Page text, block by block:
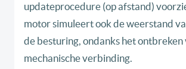
updateprocedure (op afstand)
motor simuleert ook de weerstand
de besturing, ondanks het ontbreken
mechanische verbinding.